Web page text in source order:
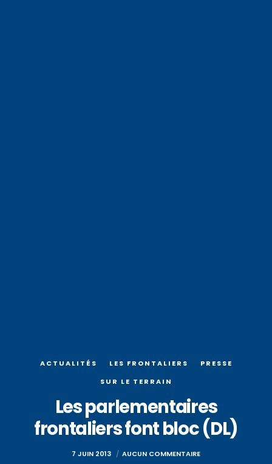
ACTUALITÉS LES FRONTALIERS
PRESSE
SUR LE TERRAIN
Les parlementaires
frontaliers font bloc (DL)
7 JUIN 2013 AUCUN COMMENTAIRE